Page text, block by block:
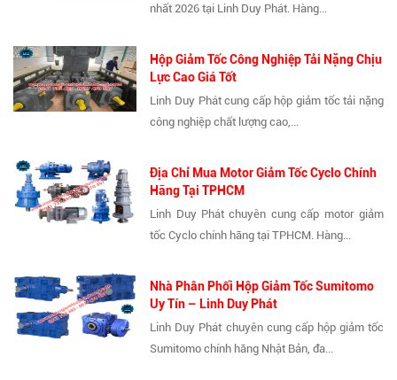
nhất 2026 tại Linh Duy Phát. Hàng...
Hộp Giảm Tốc Công Nghiệp Tải Nặng Chịu
Lực Cao Giá Tốt
Linh Duy Phát cung cấp hộp giảm tốc tải nặng
công nghiệp chất lượng cao,...
Địa Chỉ Mua Motor Giảm Tốc Cyclo Chính
Hãng Tại TPHCM
Linh Duy Phát chuyên cung cấp motor giảm
tốc Cyclo chính hãng tại TPHCM. Hàng...
Nhà Phân Phối Hộp Giảm Tốc Sumitomo
Uy Tín – Linh Duy Phát
Linh Duy Phát chuyên cung cấp hộp giảm tốc
Sumitomo chính hãng Nhật Bản, đa...